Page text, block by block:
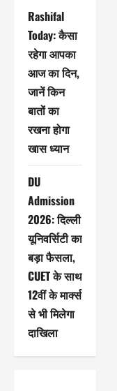
Rashifal
Today: कैसा
रहेगा आपका
आज का दिन,
जानें किन
बातों का
रखना होगा
खास ध्यान
DU
Admission
2026: दिल्ली
यूनिवर्सिटी का
बड़ा फैसला,
CUET के साथ
12वीं के मार्क्स
से भी मिलेगा
दाखिला